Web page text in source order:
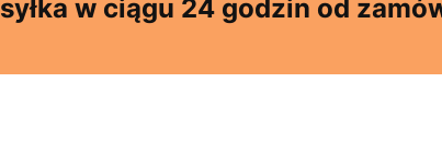
w ciągu 24 godzin od